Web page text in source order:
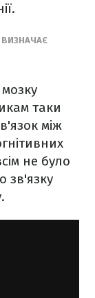
таки
між
не було
зв'язку